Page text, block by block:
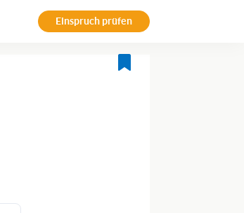
Einspruch prüfen